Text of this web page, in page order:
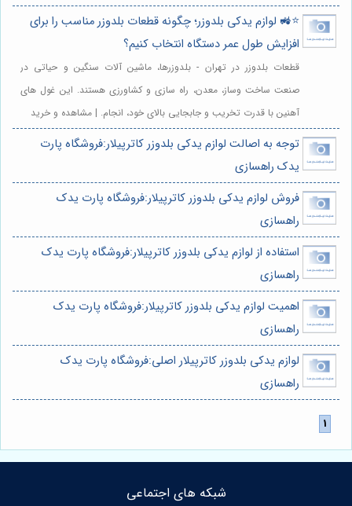
⭐️🚜 لوازم یدکی بلدوزر؛ چگونه قطعات بلدوزر مناسب را برای
افزایش طول عمر دستگاه انتخاب کنیم؟
قطعات بلدوزر در تهران - بلدوزرها، ماشین آلات سنگین و حیاتی در
صنعت ساخت وساز، معدن، راه سازی و کشاورزی هستند. این غول های
آهنین با قدرت تخریب و جابجایی بالای خود، انجام. | مشاهده و خرید
توجه به اصالت لوازم یدکی بلدوزر کاترپیلار:فروشگاه پارت
یدک راهسازی
فروش لوازم یدکی بلدوزر کاترپیلار:فروشگاه پارت یدک
راهسازی
استفاده از لوازم یدکی بلدوزر کاترپیلار:فروشگاه پارت یدک
راهسازی
اهمیت لوازم یدکی بلدوزر کاترپیلار:فروشگاه پارت یدک
راهسازی
لوازم یدکی بلدوزر کاترپیلار اصلی:فروشگاه پارت یدک
راهسازی
شبکه های اجتماعی